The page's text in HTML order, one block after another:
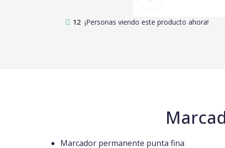
12 ¡Personas viendo este producto ahora!
Marcador permanente punta fina